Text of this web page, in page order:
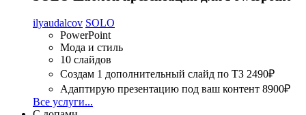
ilyaudalcov SOLO
PowerPoint
Мода и стиль
10 слайдов
Создам 1 дополнительный слайд по ТЗ 2490₽
Адаптирую презентацию под ваш контент 8900₽
Все услуги...